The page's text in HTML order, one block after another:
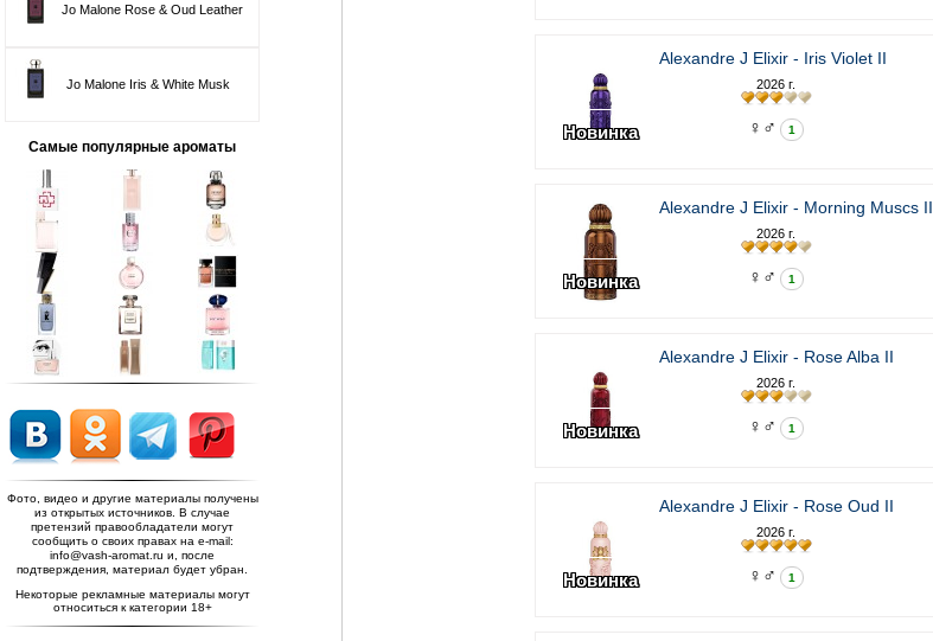
Jo Malone Rose & Oud Leather
Jo Malone Iris & White Musk
Самые популярные ароматы
Фото, видео и другие материалы получены
из открытых источников. В случае
претензий правообладатели могут
сообщить о своих правах на e-mail:
info@vash-aromat.ru и, после
подтверждения, материал будет убран.
Некоторые рекламные материалы могут
относиться к категории 18+
Новинка
Alexandre J Elixir - Iris Violet II
2026 г.
♀♂ 1
Новинка
Alexandre J Elixir - Morning Muscs II
2026 г.
♀♂ 1
Новинка
Alexandre J Elixir - Rose Alba II
2026 г.
♀♂ 1
Новинка
Alexandre J Elixir - Rose Oud II
2026 г.
♀♂ 1